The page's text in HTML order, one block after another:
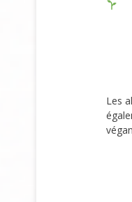
Les